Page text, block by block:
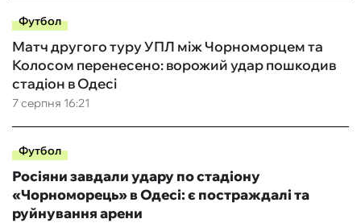
Футбол
7 серпня 16:21
Матч другого туру УПЛ між Чорноморцем та
Колосом перенесено: ворожий удар пошкодив
стадіон в Одесі
Футбол
Росіяни завдали удару по стадіону
«Чорноморець» в Одесі: є постраждалі та
руйнування арени